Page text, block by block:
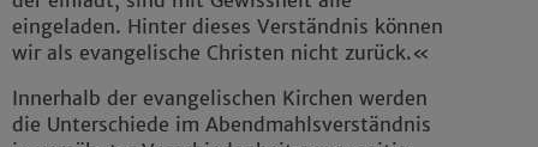
eingeladen. Hinter dieses Verständnis können
wir als evangelische Christen nicht zurück.«
Innerhalb der evangelischen Kirchen werden
die Unterschiede im Abendmahlsverständnis